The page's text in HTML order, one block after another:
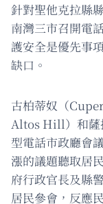
針對聖他克拉縣
南灣三市召開電
護安全是優先事
缺口。
古柏蒂奴（
Altos Hill）和薩
型電話市政廳會
漲的議題聽取居
府行政官長及縣
居民參會，反應